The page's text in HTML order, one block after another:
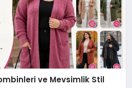
ve Mevsimlik Stil